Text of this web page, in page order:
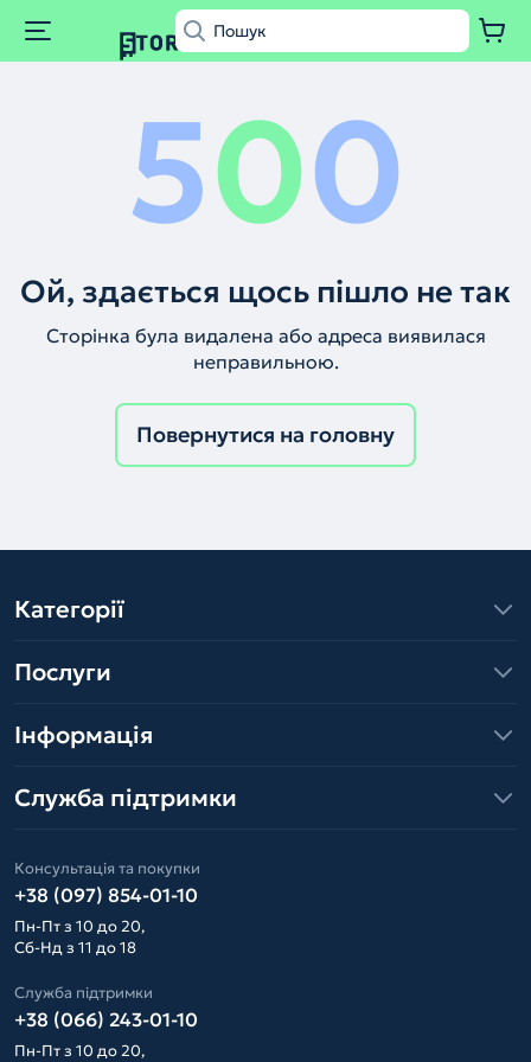
500
Ой, здається щось пішло не так
Сторінка була видалена або адреса виявилася
неправильною.
Повернутися на головну
Категорії
Послуги
Інформація
Служба підтримки
Консультація та покупки
+38 (097) 854-01-10
Пн-Пт з 10 до 20,
Сб-Нд з 11 до 18
Служба підтримки
+38 (066) 243-01-10
Пн-Пт з 10 до 20,